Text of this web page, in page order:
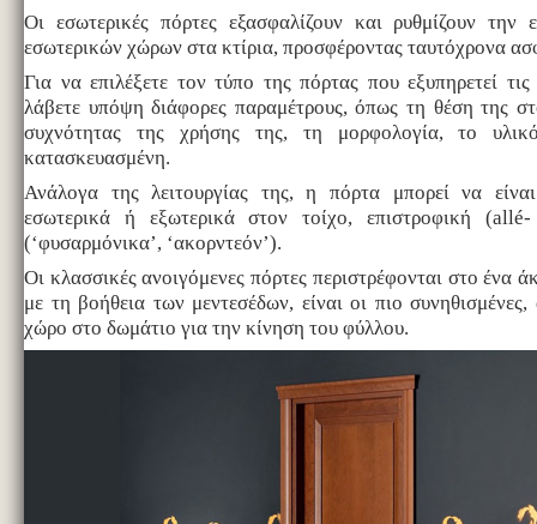
Οι εσωτερικές πόρτες εξασφαλίζουν και ρυθμίζουν την
εσωτερικών χώρων στα κτίρια, προσφέροντας ταυτόχρονα
Για να επιλέξετε τον τύπο της πόρτας που εξυπηρετεί
λάβετε υπόψη διάφορες παραμέτρους, όπως τη θέση της
συχνότητας της χρήσης της, τη μορφολογία, το
κατασκευασμένη.
Ανάλογα της λειτουργίας της, η πόρτα μπορεί να
εσωτερικά ή εξωτερικά στον τοίχο, επιστροφική
(‘φυσαρμόνικα’, ‘ακορντεόν’).
Οι κλασσικές ανοιγόμενες πόρτες περιστρέφονται στο ένα
με τη βοήθεια των μεντεσέδων, είναι οι πιο
χώρο στο δωμάτιο για την κίνηση του φύλλου.